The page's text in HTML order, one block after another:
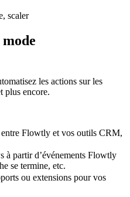
scaler
les actions sur les
plus encore.
entre Flowtly et vos outils CRM,
à partir d’événements Flowtly
se termine, etc.
ou extensions pour vos